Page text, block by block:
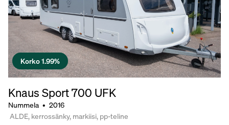
Korko 1.99%
Knaus Sport700 UFK
Nummela • 2016
ALDE, kerrossänky, markiisi, pp-teline